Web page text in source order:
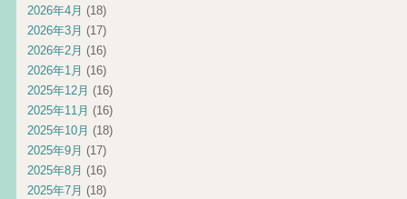
2026年4月 (18)
2026年3月 (17)
2026年2月 (16)
2026年1月 (16)
2025年12月 (16)
2025年11月 (16)
2025年10月 (18)
2025年9月 (17)
2025年8月 (16)
2025年7月 (18)